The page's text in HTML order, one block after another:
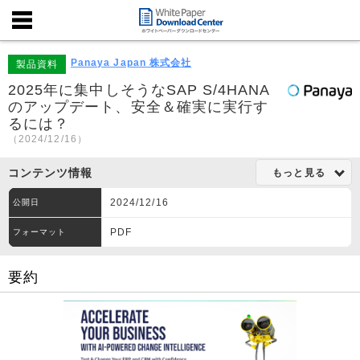
製品資料 Panaya Japan 株式会社
2025年に集中しそうなSAP S/4HANA
のアップデート、安全＆確実に実行す
るには？
（2024/12/16）
コンテンツ情報 もっと見る
公開日 2024/12/16
フォーマット PDF
要約